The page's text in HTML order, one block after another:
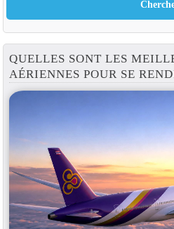
QUELLES SONT LES
AÉRIENNES POUR SE